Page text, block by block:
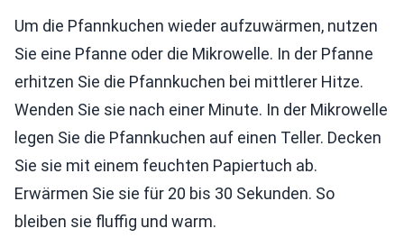
Um die Pfannkuchen wieder aufzuwärmen, nutzen
Sie eine Pfanne oder die Mikrowelle. In der Pfanne
erhitzen Sie die Pfannkuchen bei mittlerer Hitze.
Wenden Sie sie nach einer Minute. In der Mikrowelle
legen Sie die Pfannkuchen auf einen Teller. Decken
Sie sie mit einem feuchten Papiertuch ab.
Erwärmen Sie sie für 20 bis 30 Sekunden. So
bleiben sie fluffig und warm.